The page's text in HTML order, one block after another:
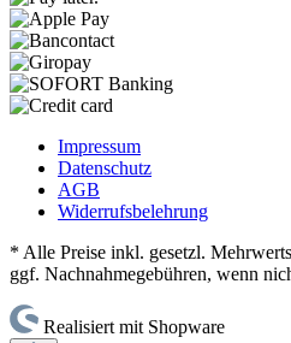
Impressum
Datenschutz
AGB
Widerrufsbelehrung
* Alle Preise inkl. gesetzl.
ggf. Nachnahmegebühren, wenn
Realisiert mit Shopware